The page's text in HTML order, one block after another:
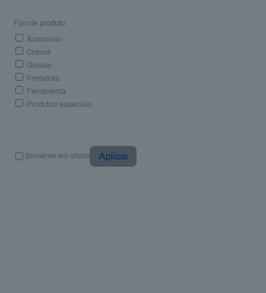
Tipo de produto
Acessório
Cravos
Grosas
Ferradura
Ferramenta
Produtos especiais
Somente em oferta Aplicar